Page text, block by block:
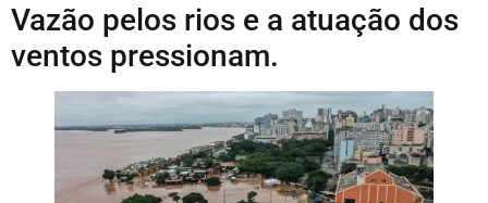
Vazão pelos rios e a atuação dos
ventos pressionam.